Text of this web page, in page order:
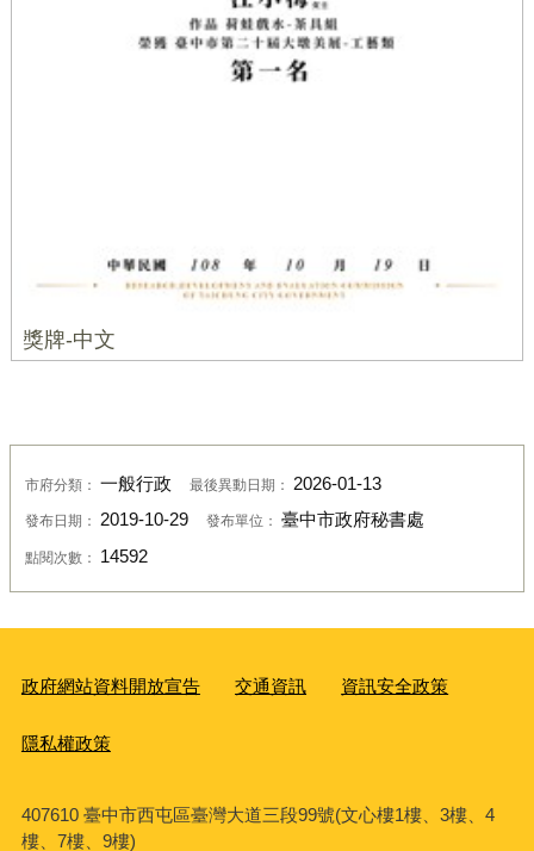
獎牌-中文
市府分類： 一般行政 最後異動日期： 2026-01-13
發布日期： 2019-10-29 發布單位： 臺中市政府秘書處
點閱次數： 14592
政府網站資料開放宣告 交通資訊 資訊安全政策
隱私權政策
407610 臺中市西屯區臺灣大道三段99號(文心樓1樓、3樓、4
樓、7樓、9樓)